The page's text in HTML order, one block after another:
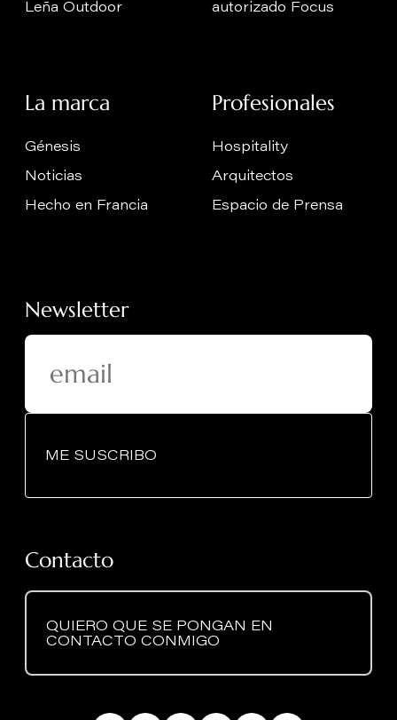
Leña Outdoor
autorizado Focus
La marca
Génesis
Noticias
Hecho en Francia
Profesionales
Hospitality
Arquitectos
Espacio de Prensa
Newsletter
ME SUSCRIBO
Contacto
QUIERO QUE SE PONGAN EN
CONTACTO CONMIGO